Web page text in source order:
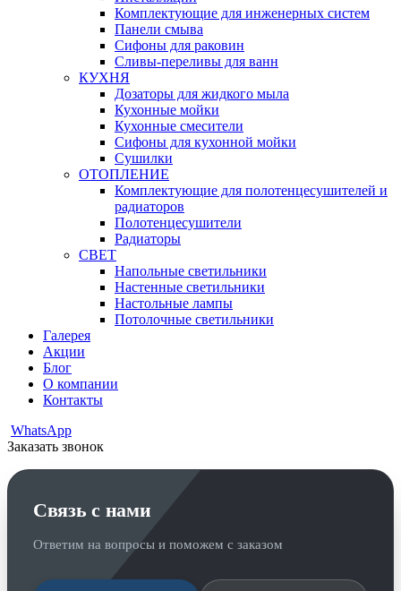
Комплектующие для инженерных систем
Панели смыва
Сифоны для раковин
Сливы-переливы для ванн
КУХНЯ
Дозаторы для жидкого мыла
Кухонные мойки
Кухонные смесители
Сифоны для кухонной мойки
Сушилки
ОТОПЛЕНИЕ
Комплектующие для полотенцесушителей и
радиаторов
Полотенцесушители
Радиаторы
СВЕТ
Напольные светильники
Настенные светильники
Настольные лампы
Потолочные светильники
Галерея
Акции
Блог
О компании
Контакты
WhatsApp
Заказать звонок
Связь с нами
Ответим на вопросы и поможем с заказом